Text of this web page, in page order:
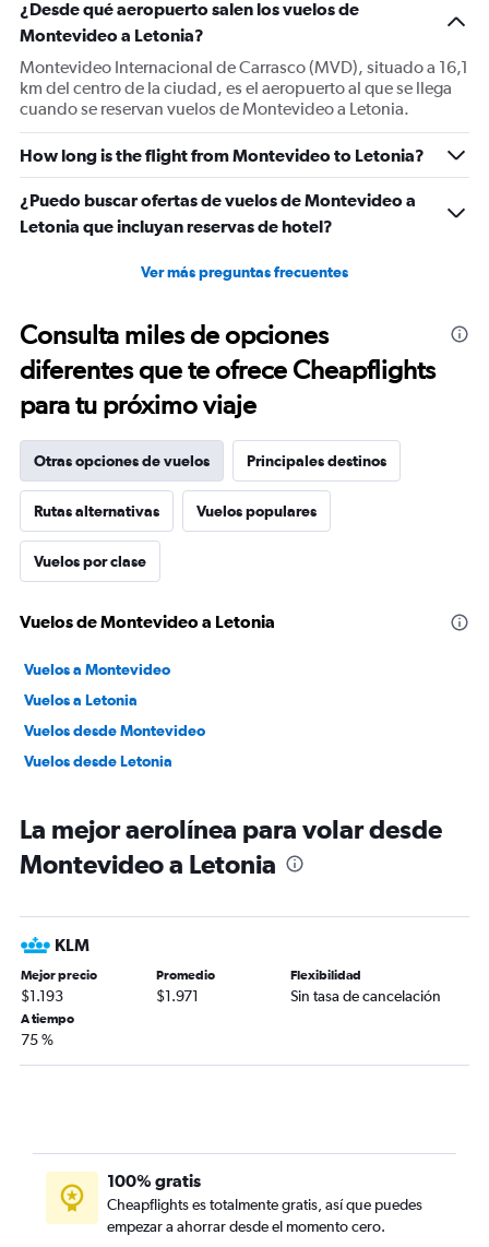
¿Desde qué aeropuerto salen los vuelos de
Montevideo a Letonia?
Montevideo Internacional de Carrasco (MVD), situado a 16,1
km del centro de la ciudad, es el aeropuerto al que se llega
cuando se reservan vuelos de Montevideo a Letonia.
How long is the flight from Montevideo to Letonia?
¿Puedo buscar ofertas de vuelos de Montevideo a
Letonia que incluyan reservas de hotel?
Ver más preguntas frecuentes
Consulta miles de opciones
diferentes que te ofrece Cheapflights
para tu próximo viaje
Otras opciones de vuelos Principales destinos
Rutas alternativas Vuelos populares
Vuelos por clase
Vuelos de Montevideo a Letonia
Vuelos a Montevideo
Vuelos a Letonia
Vuelos desde Montevideo
Vuelos desde Letonia
La mejor aerolínea para volar desde
Montevideo a Letonia
KLM
Mejor precio
$1.193
Promedio
$1.971
Flexibilidad
Sin tasa de cancelación
A tiempo
75 %
100% gratis
Cheapflights es totalmente gratis, así que puedes
empezar a ahorrar desde el momento cero.